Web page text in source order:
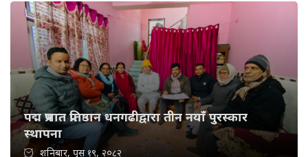
पद्म प्रभात प्रतिष्ठान धनगढीद्वारा तीन नयाँ पुरस्कार
स्थापना
शनिबार, पुस १९, २०८२